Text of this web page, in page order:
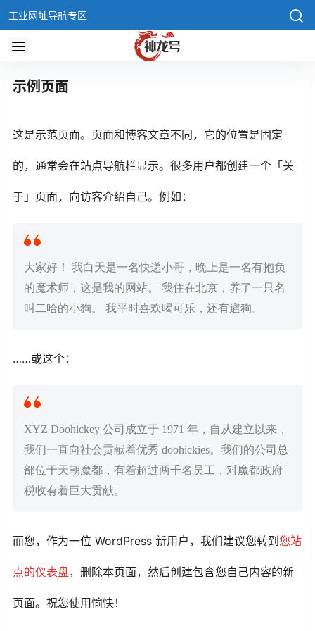
工业网址导航专区
示例页面
这是示范页面。页面和博客文章不同，它的位置是固定
的，通常会在站点导航栏显示。很多用户都创建一个「关
于」页面，向访客介绍自己。例如：
大家好！ 我白天是一名快递小哥，晚上是一名有抱负
的魔术师，这是我的网站。 我住在北京，养了一只名
叫二哈的小狗。 我平时喜欢喝可乐，还有遛狗。
……或这个：
XYZ Doohickey 公司成立于 1971 年，自从建立以来，
我们一直向社会贡献着优秀 doohickies。我们的公司总
部位于天朝魔都，有着超过两千名员工，对魔都政府
税收有着巨大贡献。
而您，作为一位 WordPress 新用户，我们建议您转到 您站
点的仪表盘，删除本页面，然后创建包含您自己内容的新
页面。祝您使用愉快！